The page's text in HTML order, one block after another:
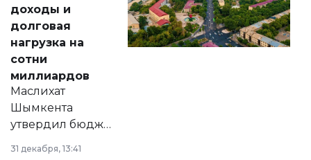
доходы и
долговая
нагрузка на
сотни
миллиардов
Маслихат
Шымкента
утвердил бюджет
города на 2026–
31 декабря, 13:41